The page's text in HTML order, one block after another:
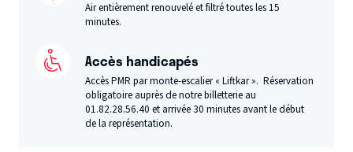
Air entièrement renouvelé et filtré toutes les 15
minutes.
Accès handicapés
Accès PMR par monte-escalier « Liftkar ». Réservation
obligatoire auprès de notre billetterie au
01.82.28.56.40 et arrivée 30 minutes avant le début
de la représentation.